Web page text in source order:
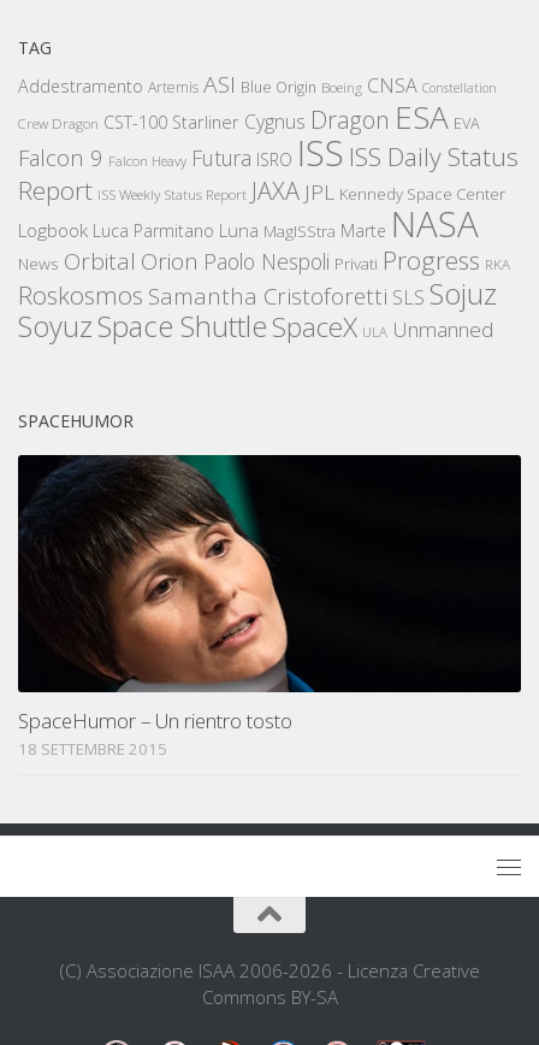
TAG
Addestramento Artemis ASI Blue Origin Boeing CNSA Constellation
Crew Dragon CST-100 Starliner Cygnus Dragon ESA EVA
Falcon 9 Falcon Heavy Futura ISRO ISS ISS Daily Status
Report ISS Weekly Status Report JAXA JPL Kennedy Space Center
Logbook Luca Parmitano Luna MagISStra Marte NASA
News Orbital Orion Paolo Nespoli Privati Progress RKA
Roskosmos Samantha Cristoforetti SLS Sojuz
SoyuzSpace ShuttleSpaceX ULA Unmanned
SPACEHUMOR
SpaceHumor – Un rientro tosto
18 SETTEMBRE 2015
(C) Associazione ISAA 2006-2026 - Licenza Creative
Commons BY-SA